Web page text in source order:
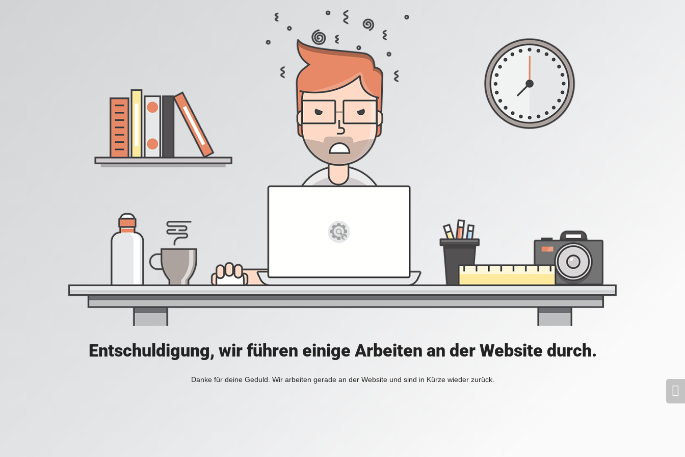
Entschuldigung, wir führen einige Arbeiten an der Website durch.
Danke für deine Geduld. Wir arbeiten gerade an der Website und sind in Kürze wieder zurück.